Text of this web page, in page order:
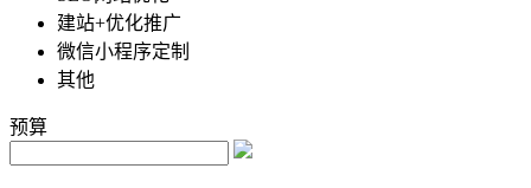
建站+优化推广
微信小程序定制
其他
预算